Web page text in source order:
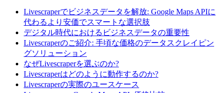
Livescraperでビジネスデータを解放: Google Maps APIに
代わるより安価でスマートな選択肢
デジタル時代におけるビジネスデータの重要性
Livescraperのご紹介: 手頃な価格のデータスクレイピン
グソリューション
なぜLivescraperを選ぶのか?
Livescraperはどのように動作するのか?
Livescraperの実際のユースケース